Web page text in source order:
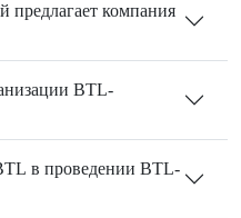
предлагает компания
BTL-
в проведении BTL-